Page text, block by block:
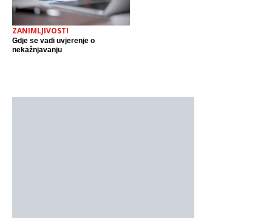
ZANIMLJIVOSTI
Gdje se vadi uvjerenje o
nekažnjavanju